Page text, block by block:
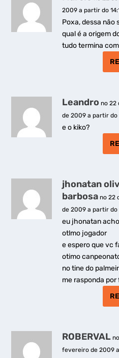
2009 a partir do
Poxa, dessa não
qual é a origem
tudo termina
Leandro no 22
de 2009 a partir do
e o kiko?
jhonatan
barbosa no 22
de 2009 a partir do
eu jhonatan
otlmo jogador
e espero que vc
otimo
no tine do
me rasponda
ROBERVAL
fevereiro de 2009